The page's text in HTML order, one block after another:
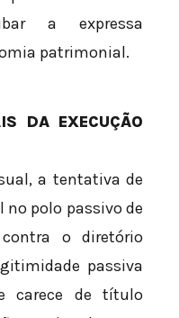
a expressa
patrimonial.
DA EXECUÇÃO
a tentativa de
polo passivo de
o diretório
passiva
carece de título